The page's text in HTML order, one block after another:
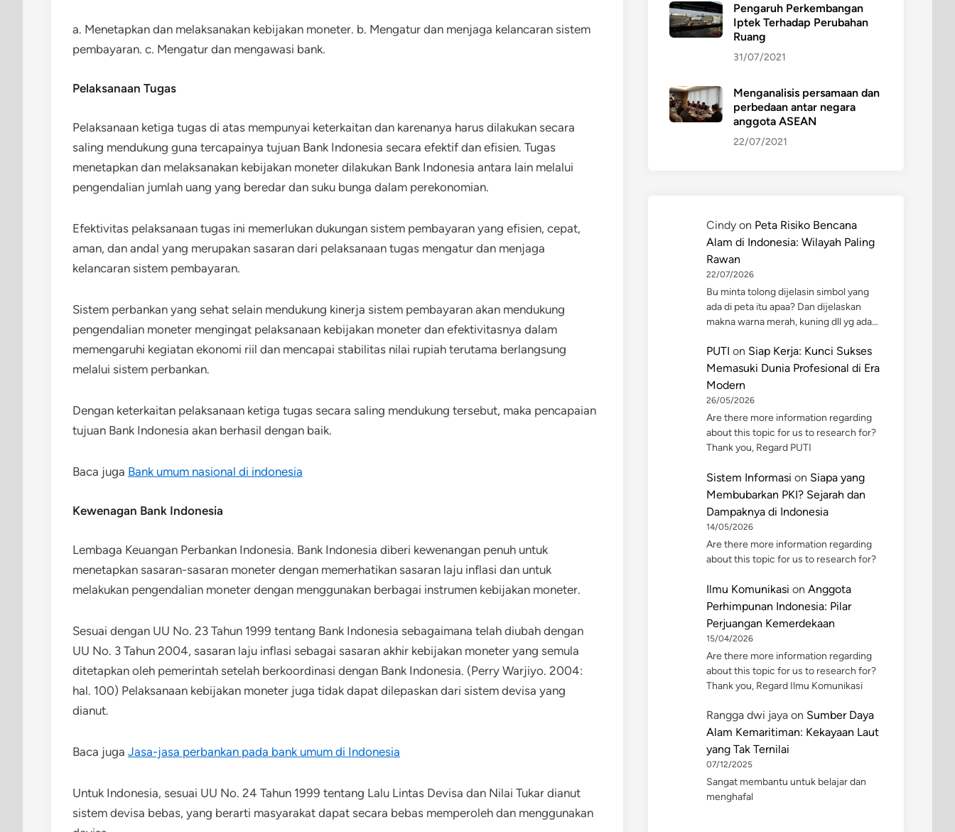
a. Menetapkan dan melaksanakan kebijakan moneter. b. Mengatur dan menjaga kelancaran sistem
pembayaran. c. Mengatur dan mengawasi bank.
Pelaksanaan Tugas
Pelaksanaan ketiga tugas di atas mempunyai keterkaitan dan karenanya harus dilakukan secara
saling mendukung guna tercapainya tujuan Bank Indonesia secara efektif dan efisien. Tugas
menetapkan dan melaksanakan kebijakan moneter dilakukan Bank Indonesia antara lain melalui
pengendalian jumlah uang yang beredar dan suku bunga dalam perekonomian.
Efektivitas pelaksanaan tugas ini memerlukan dukungan sistem pembayaran yang efisien, cepat,
aman, dan andal yang merupakan sasaran dari pelaksanaan tugas mengatur dan menjaga
kelancaran sistem pembayaran.
Sistem perbankan yang sehat selain mendukung kinerja sistem pembayaran akan mendukung
pengendalian moneter mengingat pelaksanaan kebijakan moneter dan efektivitasnya dalam
memengaruhi kegiatan ekonomi riil dan mencapai stabilitas nilai rupiah terutama berlangsung
melalui sistem perbankan.
Dengan keterkaitan pelaksanaan ketiga tugas secara saling mendukung tersebut, maka pencapaian
tujuan Bank Indonesia akan berhasil dengan baik.
Baca juga Bank umum nasional di indonesia
Kewenagan Bank Indonesia
Lembaga Keuangan Perbankan Indonesia. Bank Indonesia diberi kewenangan penuh untuk
menetapkan sasaran-sasaran moneter dengan memerhatikan sasaran laju inflasi dan untuk
melakukan pengendalian moneter dengan menggunakan berbagai instrumen kebijakan moneter.
Sesuai dengan UU No. 23 Tahun 1999 tentang Bank Indonesia sebagaimana telah diubah dengan
UU No. 3 Tahun 2004, sasaran laju inflasi sebagai sasaran akhir kebijakan moneter yang semula
ditetapkan oleh pemerintah setelah berkoordinasi dengan Bank Indonesia. (Perry Warjiyo. 2004:
hal. 100) Pelaksanaan kebijakan moneter juga tidak dapat dilepaskan dari sistem devisa yang
dianut.
Baca juga Jasa-jasa perbankan pada bank umum di Indonesia
Untuk Indonesia, sesuai UU No. 24 Tahun 1999 tentang Lalu Lintas Devisa dan Nilai Tukar dianut
sistem devisa bebas, yang berarti masyarakat dapat secara bebas memperoleh dan menggunakan
Pengaruh Perkembangan
Iptek Terhadap Perubahan
Ruang
31/07/2021
Menganalisis persamaan dan
perbedaan antar negara
anggota ASEAN
22/07/2021
Cindy on Peta Risiko Bencana
Alam di Indonesia: Wilayah Paling
Rawan
22/07/2026
Bu minta tolong dijelasin simbol yang
ada di peta itu apaa? Dan dijelaskan
makna warna merah, kuning dll yg ada…
PUTI on Siap Kerja: Kunci Sukses
Memasuki Dunia Profesional di Era
Modern
26/05/2026
Are there more information regarding
about this topic for us to research for?
Thank you, Regard PUTI
Sistem Informasi on Siapa yang
Membubarkan PKI? Sejarah dan
Dampaknya di Indonesia
14/05/2026
Are there more information regarding
about this topic for us to research for?
Ilmu Komunikasi on Anggota
Perhimpunan Indonesia: Pilar
Perjuangan Kemerdekaan
15/04/2026
Are there more information regarding
about this topic for us to research for?
Thank you, Regard Ilmu Komunikasi
Rangga dwi jaya on Sumber Daya
Alam Kemaritiman: Kekayaan Laut
yang Tak Ternilai
07/12/2025
Sangat membantu untuk belajar dan
menghafal